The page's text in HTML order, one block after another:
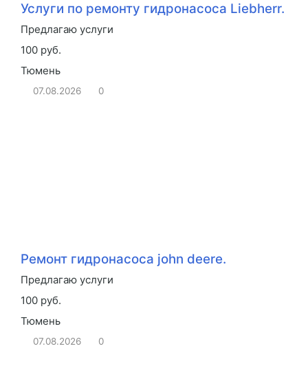
Услуги по ремонту гидронасоса Liebherr.
Предлагаю услуги
100 руб.
Тюмень
07.08.2026 0
Ремонт гидронасоса john deere.
Предлагаю услуги
100 руб.
Тюмень
07.08.2026 0